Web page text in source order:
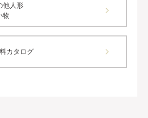
他人形
物
カタログ